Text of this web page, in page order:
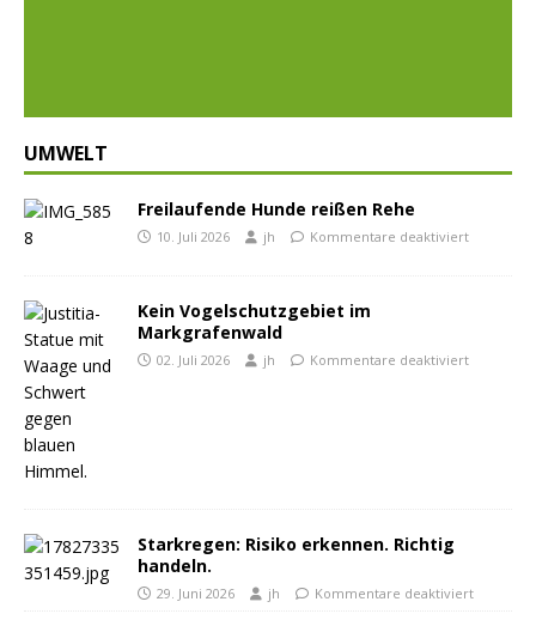
UMWELT
Freilaufende Hunde reißen Rehe
10. Juli 2026 jh Kommentare deaktiviert
Kein Vogelschutzgebiet im
Markgrafenwald
02. Juli 2026 jh Kommentare deaktiviert
Starkregen: Risiko erkennen. Richtig
handeln.
29. Juni 2026 jh Kommentare deaktiviert